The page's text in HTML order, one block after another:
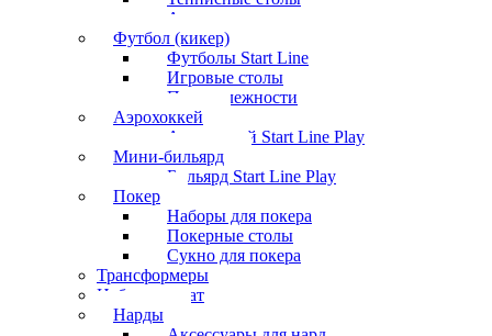
Аксессуары
Футбол (кикер)
Футболы Start Line
Игровые столы
Принадлежности
Аэрохоккей
Аэрохоккей Start Line Play
Мини-бильярд
Бильярд Start Line Play
Покер
Наборы для покера
Покерные столы
Сукно для покера
Трансформеры
Набор шахмат
Нарды